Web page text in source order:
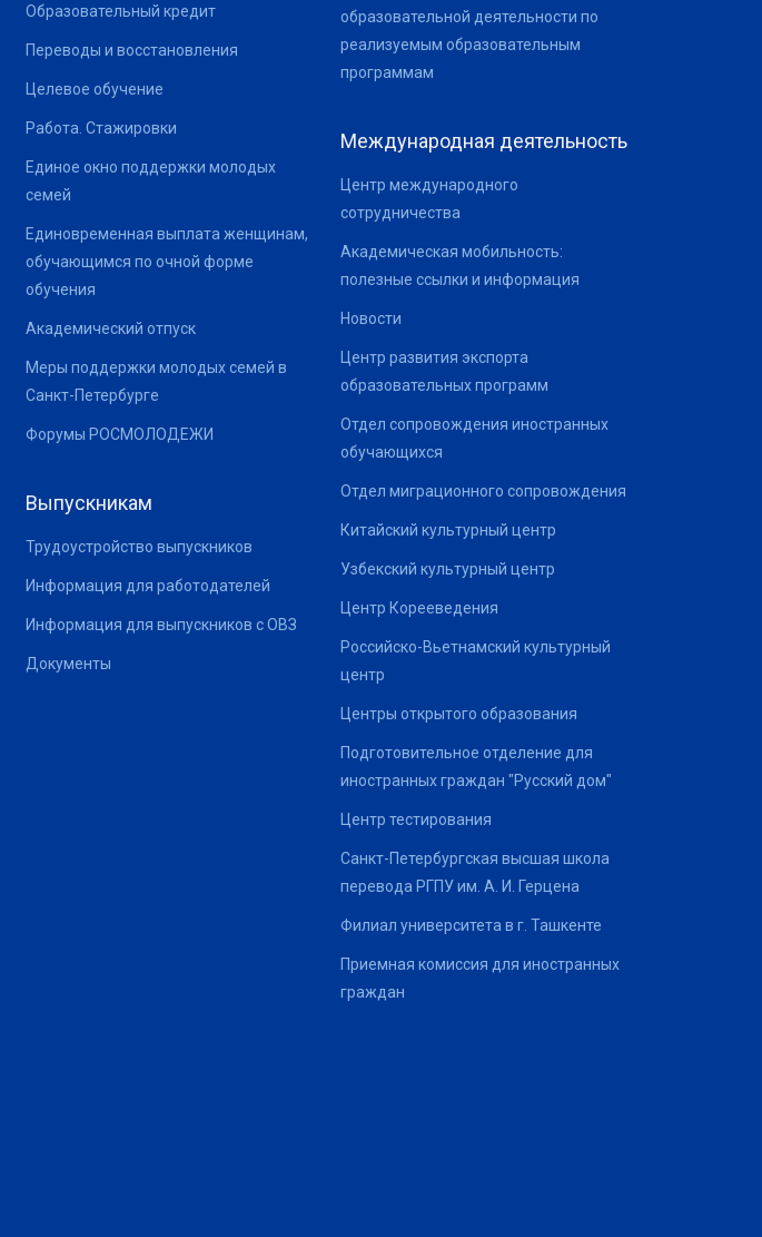
Образовательный кредит
Переводы и восстановления
Целевое обучение
Работа. Стажировки
Единое окно поддержки молодых
семей
Единовременная выплата женщинам,
обучающимся по очной форме
обучения
Академический отпуск
Меры поддержки молодых семей в
Санкт-Петербурге
Форумы РОСМОЛОДЕЖИ
Выпускникам
Трудоустройство выпускников
Информация для работодателей
Информация для выпускников с ОВЗ
Документы
образовательной деятельности по
реализуемым образовательным
программам
Международная деятельность
Центр международного
сотрудничества
Академическая мобильность:
полезные ссылки и информация
Новости
Центр развития экспорта
образовательных программ
Отдел сопровождения иностранных
обучающихся
Отдел миграционного сопровождения
Китайский культурный центр
Узбекский культурный центр
Центр Корееведения
Российско-Вьетнамский культурный
центр
Центры открытого образования
Подготовительное отделение для
иностранных граждан "Русский дом"
Центр тестирования
Санкт-Петербургская высшая школа
перевода РГПУ им. А. И. Герцена
Филиал университета в г. Ташкенте
Приемная комиссия для иностранных
граждан